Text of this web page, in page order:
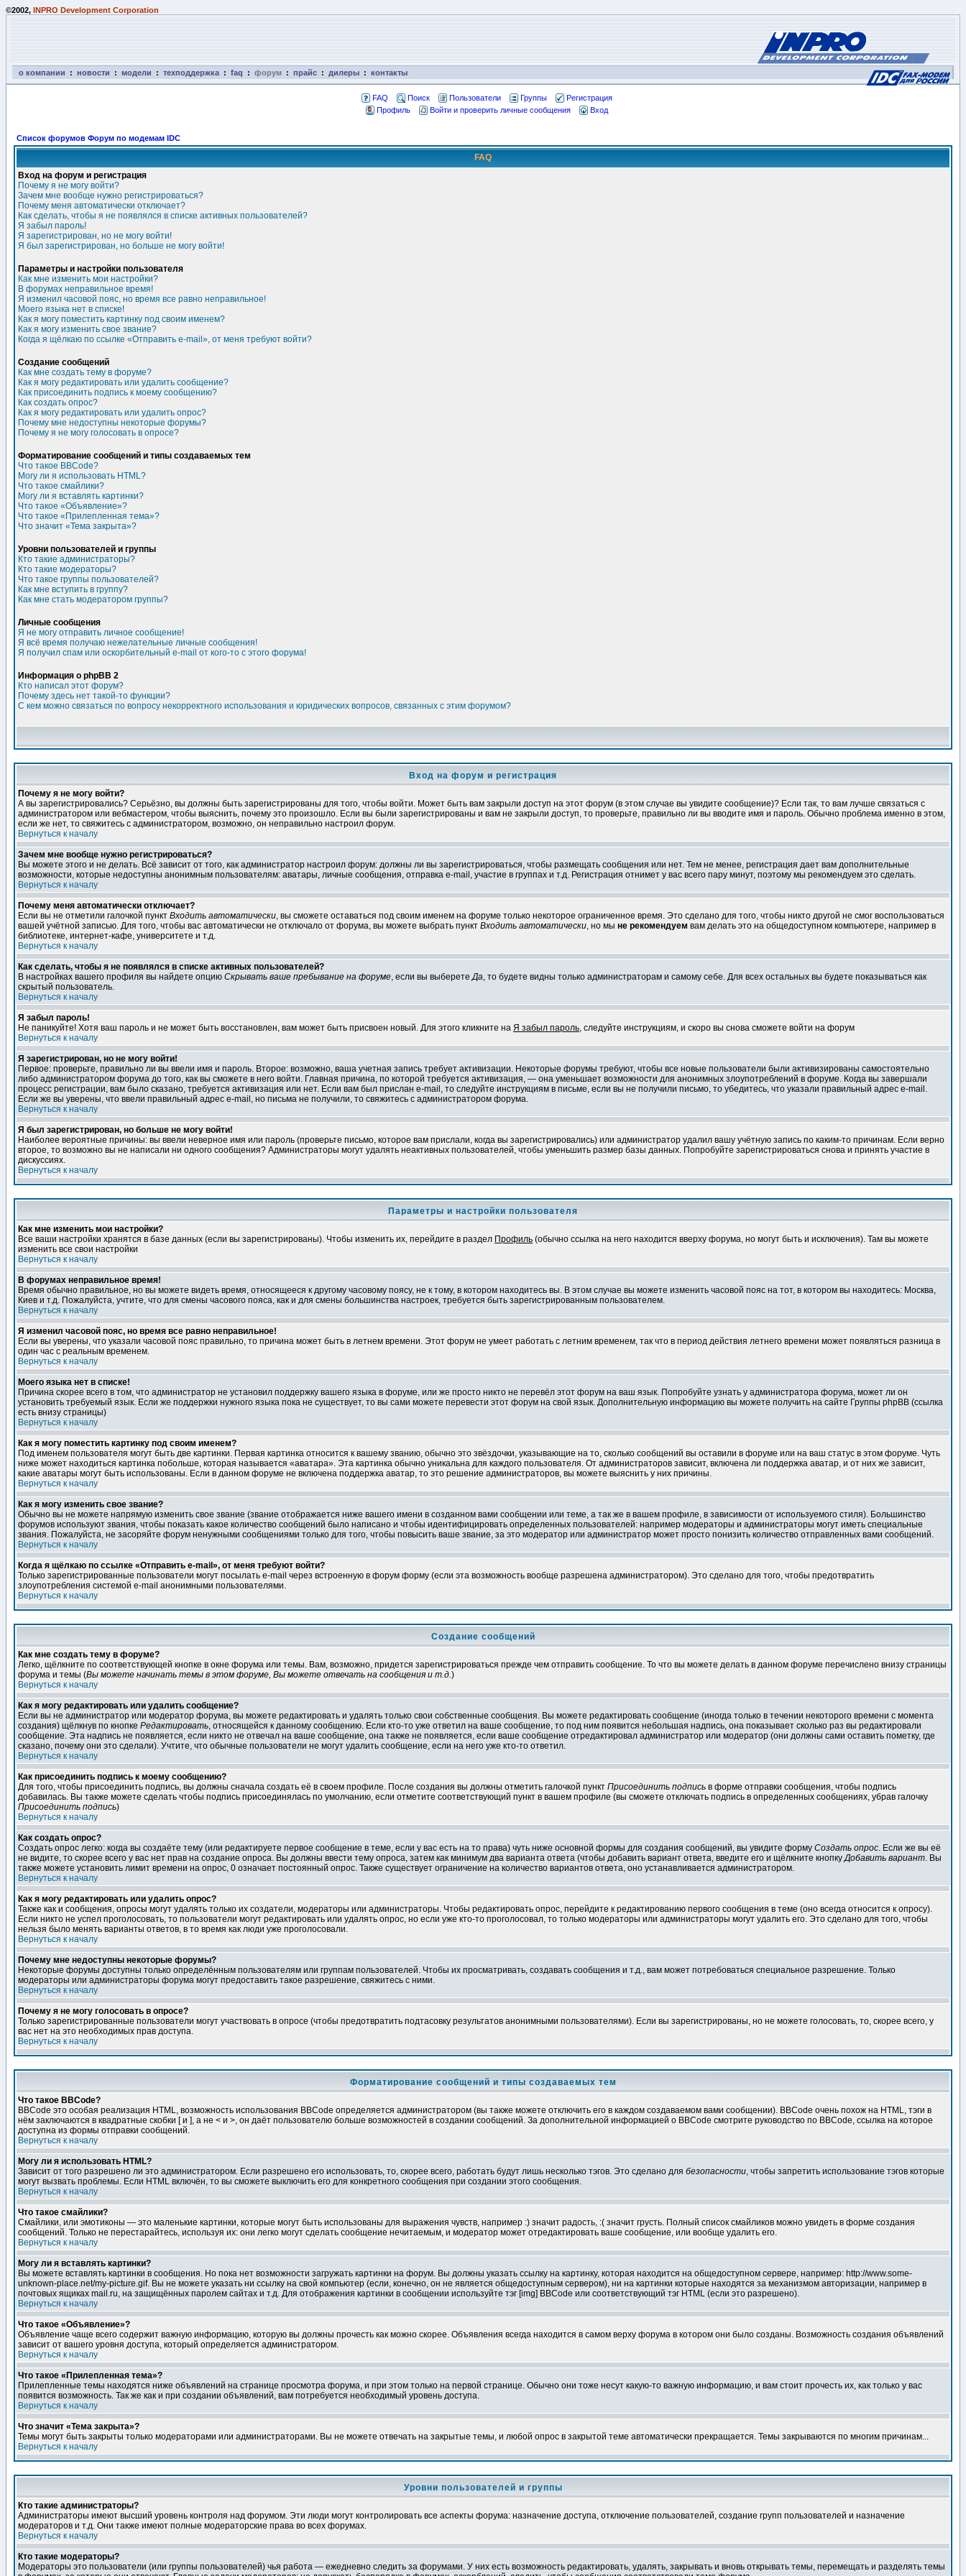
©2002, INPRO Development Corporation
о компании : новости : модели : техподдержка : faq : форум : прайс : дилеры : контакты
FAQ Поиск Пользователи Группы
Регистрация
Профиль
Войти и проверить личные сообщения Вход
Список форумов Форум по модемам IDC
FAQ
Вход на форум и регистрация
Почему я не могу войти?
Зачем мне вообще нужно регистрироваться?
Почему меня автоматически отключает?
Как сделать, чтобы я не появлялся в списке активных пользователей?
Я забыл пароль!
Я зарегистрирован, но не могу войти!
Я был зарегистрирован, но больше не могу войти!
Параметры и настройки пользователя
Как мне изменить мои настройки?
В форумах неправильное время!
Я изменил часовой пояс, но время все равно неправильное!
Моего языка нет в списке!
Как я могу поместить картинку под своим именем?
Как я могу изменить свое звание?
Когда я щёлкаю по ссылке «Отправить e-mail», от меня требуют войти?
Создание сообщений
Как мне создать тему в форуме?
Как я могу редактировать или удалить сообщение?
Как присоединить подпись к моему сообщению?
Как создать опрос?
Как я могу редактировать или удалить опрос?
Почему мне недоступны некоторые форумы?
Почему я не могу голосовать в опросе?
Форматирование сообщений и типы создаваемых тем
Что такое BBCode?
Могу ли я использовать HTML?
Что такое смайлики?
Могу ли я вставлять картинки?
Что такое «Объявление»?
Что такое «Прилепленная тема»?
Что значит «Тема закрыта»?
Уровни пользователей и группы
Кто такие администраторы?
Кто такие модераторы?
Что такое группы пользователей?
Как мне вступить в группу?
Как мне стать модератором группы?
Личные сообщения
Я не могу отправить личное сообщение!
Я всё время получаю нежелательные личные сообщения!
Я получил спам или оскорбительный e-mail от кого-то с этого форума!
Информация о phpBB 2
Кто написал этот форум?
Почему здесь нет такой-то функции?
С кем можно связаться по вопросу некорректного использования и юридических вопросов, связанных с этим форумом?
Вход на форум и регистрация
Почему я не могу войти?
А вы зарегистрировались? Серьёзно, вы должны быть зарегистрированы для того, чтобы войти. Может быть вам закрыли доступ на этот форум (в этом случае вы увидите сообщение)? Если так, то вам лучше связаться с
администратором или вебмастером, чтобы выяснить, почему это произошло. Если вы были зарегистрированы и вам не закрыли доступ, то проверьте, правильно ли вы вводите имя и пароль. Обычно проблема именно в этом,
если же нет, то свяжитесь с администратором, возможно, он неправильно настроил форум.
Вернуться к началу
Зачем мне вообще нужно регистрироваться?
Вы можете этого и не делать. Всё зависит от того, как администратор настроил форум: должны ли вы зарегистрироваться, чтобы размещать сообщения или нет. Тем не менее, регистрация дает вам дополнительные
возможности, которые недоступны анонимным пользователям: аватары, личные сообщения, отправка e-mail, участие в группах и т.д. Регистрация отнимет у вас всего пару минут, поэтому мы рекомендуем это сделать.
Вернуться к началу
Почему меня автоматически отключает?
Если вы не отметили галочкой пункт Входить автоматически, вы сможете оставаться под своим именем на форуме только некоторое ограниченное время. Это сделано для того, чтобы никто другой не смог воспользоваться
вашей учётной записью. Для того, чтобы вас автоматически не отключало от форума, вы можете выбрать пункт Входить автоматически, но мы не рекомендуем вам делать это на общедоступном компьютере, например в
библиотеке, интернет-кафе, университете и т.д.
Вернуться к началу
Как сделать, чтобы я не появлялся в списке активных пользователей?
В настройках вашего профиля вы найдете опцию Скрывать ваше пребывание на форуме, если вы выберетеДа, то будете видны только администраторам и самому себе. Для всех остальных вы будете показываться как
скрытый пользователь.
Вернуться к началу
Я забыл пароль!
Не паникуйте! Хотя ваш пароль и не может быть восстановлен, вам может быть присвоен новый. Для этого кликните на Я забыл пароль, следуйте инструкциям, и скоро вы снова сможете войти на форум
Вернуться к началу
Я зарегистрирован, но не могу войти!
Первое: проверьте, правильно ли вы ввели имя и пароль. Второе: возможно, ваша учетная запись требует активизации. Некоторые форумы требуют, чтобы все новые пользователи были активизированы самостоятельно
либо администратором форума до того, как вы сможете в него войти. Главная причина, по которой требуется активизация, — она уменьшает возможности для анонимных злоупотреблений в форуме. Когда вы завершали
процесс регистрации, вам было сказано, требуется активизация или нет. Если вам был прислан e-mail, то следуйте инструкциям в письме, если вы не получили письмо, то убедитесь, что указали правильный адрес e-mail.
Если же вы уверены, что ввели правильный адрес e-mail, но письма не получили, то свяжитесь с администратором форума.
Вернуться к началу
Я был зарегистрирован, но больше не могу войти!
Наиболее вероятные причины: вы ввели неверное имя или пароль (проверьте письмо, которое вам прислали, когда вы зарегистрировались) или администратор удалил вашу учётную запись по каким-то причинам. Если верно
второе, то возможно вы не написали ни одного сообщения? Администраторы могут удалять неактивных пользователей, чтобы уменьшить размер базы данных. Попробуйте зарегистрироваться снова и принять участие в
дискуссиях.
Вернуться к началу
Параметры и настройки пользователя
Как мне изменить мои настройки?
Все ваши настройки хранятся в базе данных (если вы зарегистрированы). Чтобы изменить их, перейдите в раздел Профиль (обычно ссылка на него находится вверху форума, но могут быть и исключения). Там вы можете
изменить все свои настройки
Вернуться к началу
В форумах неправильное время!
Время обычно правильное, но вы можете видеть время, относящееся к другому часовому поясу, не к тому, в котором находитесь вы. В этом случае вы можете изменить часовой пояс на тот, в котором вы находитесь: Москва,
Киев и т.д. Пожалуйста, учтите, что для смены часового пояса, как и для смены большинства настроек, требуется быть зарегистрированным пользователем.
Вернуться к началу
Я изменил часовой пояс, но время все равно неправильное!
Если вы уверены, что указали часовой пояс правильно, то причина может быть в летнем времени. Этот форум не умеет работать с летним временем, так что в период действия летнего времени может появляться разница в
один час с реальным временем.
Вернуться к началу
Моего языка нет в списке!
Причина скорее всего в том, что администратор не установил поддержку вашего языка в форуме, или же просто никто не перевёл этот форум на ваш язык. Попробуйте узнать у администратора форума, может ли он
установить требуемый язык. Если же поддержки нужного языка пока не существует, то вы сами можете перевести этот форум на свой язык. Дополнительную информацию вы можете получить на сайте Группы phpBB (ссылка
есть внизу страницы)
Вернуться к началу
Как я могу поместить картинку под своим именем?
Под именем пользователя могут быть две картинки. Первая картинка относится к вашему званию, обычно это звёздочки, указывающие на то, сколько сообщений вы оставили в форуме или на ваш статус в этом форуме. Чуть
ниже может находиться картинка побольше, которая называется «аватара». Эта картинка обычно уникальна для каждого пользователя. От администраторов зависит, включена ли поддержка аватар, и от них же зависит,
какие аватары могут быть использованы. Если в данном форуме не включена поддержка аватар, то это решение администраторов, вы можете выяснить у них причины.
Вернуться к началу
Как я могу изменить свое звание?
Обычно вы не можете напрямую изменить свое звание (звание отображается ниже вашего имени в созданном вами сообщении или теме, а так же в вашем профиле, в зависимости от используемого стиля). Большинство
форумов используют звания, чтобы показать какое количество сообщений было написано и чтобы идентифицировать определенных пользователей: например модераторы и администраторы могут иметь специальные
звания. Пожалуйста, не засоряйте форум ненужными сообщениями только для того, чтобы повысить ваше звание, за это модератор или администратор может просто понизить количество отправленных вами сообщений.
Вернуться к началу
Когда я щёлкаю по ссылке «Отправить e-mail», от меня требуют войти?
Только зарегистрированные пользователи могут посылать e-mail через встроенную в форум форму (если эта возможность вообще разрешена администратором). Это сделано для того, чтобы предотвратить
злоупотребления системой e-mail анонимными пользователями.
Вернуться к началу
Создание сообщений
Как мне создать тему в форуме?
Легко, щёлкните по соответствующей кнопке в окне форума или темы. Вам, возможно, придется зарегистрироваться прежде чем отправить сообщение. То что вы можете делать в данном форуме перечислено внизу страницы
форума и темы (Вы можете начинать темы в этом форуме, Вы можете отвечать на сообщения и т.д.)
Вернуться к началу
Как я могу редактировать или удалить сообщение?
Если вы не администратор или модератор форума, вы можете редактировать и удалять только свои собственные сообщения. Вы можете редактировать сообщение (иногда только в течении некоторого времени с момента
создания) щёлкнув по кнопке Редактировать, относящейся к данному сообщению. Если кто-то уже ответил на ваше сообщение, то под ним появится небольшая надпись, она показывает сколько раз вы редактировали
сообщение. Эта надпись не появляется, если никто не отвечал на ваше сообщение, она также не появляется, если ваше сообщение отредактировал администратор или модератор (они должны сами оставить пометку, где
сказано, почему они это сделали). Учтите, что обычные пользователи не могут удалить сообщение, если на него уже кто-то ответил.
Вернуться к началу
Как присоединить подпись к моему сообщению?
Для того, чтобы присоединить подпись, вы должны сначала создать её в своем профиле. После создания вы должны отметить галочкой пункт Присоединить подпись в форме отправки сообщения, чтобы подпись
добавилась. Вы также можете сделать чтобы подпись присоединялась по умолчанию, если отметите соответствующий пункт в вашем профиле (вы сможете отключать подпись в определенных сообщениях, убрав галочку
Присоединить подпись)
Вернуться к началу
Как создать опрос?
Создать опрос легко: когда вы создаёте тему (или редактируете первое сообщение в теме, если у вас есть на то права) чуть ниже основной формы для создания сообщений, вы увидите форму Создать опрос. Если же вы её
не видите, то скорее всего у вас нет прав на создание опроса. Вы должны ввести тему опроса, затем как минимум два варианта ответа (чтобы добавить вариант ответа, введите его и щёлкните кнопкуДобавить вариант. Вы
также можете установить лимит времени на опрос, 0 означает постоянный опрос. Также существует ограничение на количество вариантов ответа, оно устанавливается администратором.
Вернуться к началу
Как я могу редактировать или удалить опрос?
Также как и сообщения, опросы могут удалять только их создатели, модераторы или администраторы. Чтобы редактировать опрос, перейдите к редактированию первого сообщения в теме (оно всегда относится к опросу).
Если никто не успел проголосовать, то пользователи могут редактировать или удалять опрос, но если уже кто-то проголосовал, то только модераторы или администраторы могут удалить его. Это сделано для того, чтобы
нельзя было менять варианты ответов, в то время как люди уже проголосовали.
Вернуться к началу
Почему мне недоступны некоторые форумы?
Некоторые форумы доступны только определённым пользователям или группам пользователей. Чтобы их просматривать, создавать сообщения и т.д., вам может потребоваться специальное разрешение. Только
модераторы или администраторы форума могут предоставить такое разрешение, свяжитесь с ними.
Вернуться к началу
Почему я не могу голосовать в опросе?
Только зарегистрированные пользователи могут участвовать в опросе (чтобы предотвратить подтасовку результатов анонимными пользователями). Если вы зарегистрированы, но не можете голосовать, то, скорее всего, у
вас нет на это необходимых прав доступа.
Вернуться к началу
Форматирование сообщений и типы создаваемых тем
Что такое BBCode?
BBCode это особая реализация HTML, возможность использования BBCode определяется администратором (вы также можете отключить его в каждом создаваемом вами сообщении). BBCode очень похож на HTML, тэги в
нём заключаются в квадратные скобки [ и ], а не < и >, он даёт пользователю больше возможностей в создании сообщений. За дополнительной информацией о BBCode смотрите руководство по BBCode, ссылка на которое
доступна из формы отправки сообщений.
Вернуться к началу
Могу ли я использовать HTML?
Зависит от того разрешено ли это администратором. Если разрешено его использовать, то, скорее всего, работать будут лишь несколько тэгов. Это сделано для безопасности, чтобы запретить использование тэгов которые
могут вызвать проблемы. Если HTML включён, то вы сможете выключить его для конкретного сообщения при создании этого сообщения.
Вернуться к началу
Что такое смайлики?
Смайлики, или эмотиконы — это маленькие картинки, которые могут быть использованы для выражения чувств, например :) значит радость, :( значит грусть. Полный список смайликов можно увидеть в форме создания
сообщений. Только не перестарайтесь, используя их: они легко могут сделать сообщение нечитаемым, и модератор может отредактировать ваше сообщение, или вообще удалить его.
Вернуться к началу
Могу ли я вставлять картинки?
Вы можете вставлять картинки в сообщения. Но пока нет возможности загружать картинки на форум. Вы должны указать ссылку на картинку, которая находится на общедоступном сервере, например: http://www.some-
unknown-place.net/my-picture.gif. Вы не можете указать ни ссылку на свой компьютер (если, конечно, он не является общедоступным сервером), ни на картинки которые находятся за механизмом авторизации, например в
почтовых ящиках mail.ru, на защищённых паролем сайтах и т.д. Для отображения картинки в сообщении используйте тэг [img] BBCode или соответствующий тэг HTML (если это разрешено).
Вернуться к началу
Что такое «Объявление»?
Объявление чаще всего содержит важную информацию, которую вы должны прочесть как можно скорее. Объявления всегда находится в самом верху форума в котором они было созданы. Возможность создания объявлений
зависит от вашего уровня доступа, который определяется администратором.
Вернуться к началу
Что такое «Прилепленная тема»?
Прилепленные темы находятся ниже объявлений на странице просмотра форума, и при этом только на первой странице. Обычно они тоже несут какую-то важную информацию, и вам стоит прочесть их, как только у вас
появится возможность. Так же как и при создании объявлений, вам потребуется необходимый уровень доступа.
Вернуться к началу
Что значит «Тема закрыта»?
Темы могут быть закрыты только модераторами или администраторами. Вы не можете отвечать на закрытые темы, и любой опрос в закрытой теме автоматически прекращается. Темы закрываются по многим причинам...
Вернуться к началу
Уровни пользователей и группы
Кто такие администраторы?
Администраторы имеют высший уровень контроля над форумом. Эти люди могут контролировать все аспекты форума: назначение доступа, отключение пользователей, создание групп пользователей и назначение
модераторов и т.д. Они также имеют полные модераторские права во всех форумах.
Вернуться к началу
Кто такие модераторы?
Модераторы это пользователи (или группы пользователей) чья работа — ежедневно следить за форумами. У них есть возможность редактировать, удалять, закрывать и вновь открывать темы, перемещать и разделять темы